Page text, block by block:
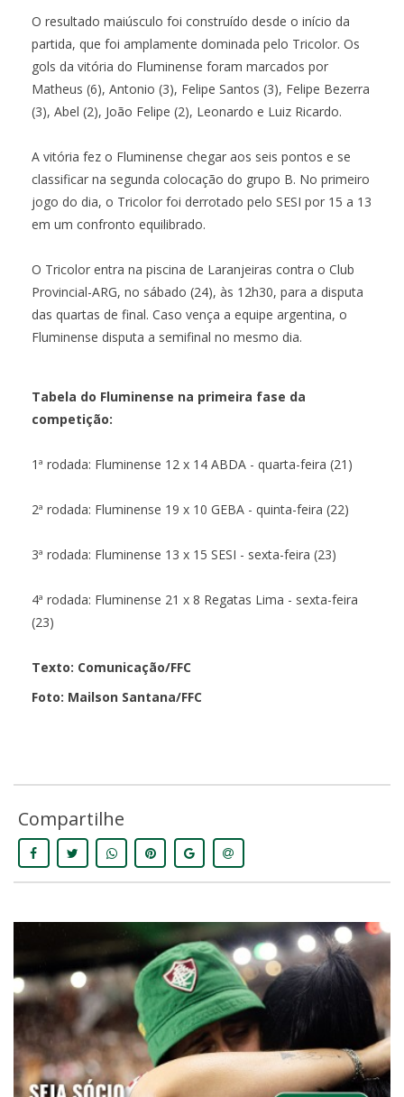
O resultado maiúsculo foi construído desde o início da
partida, que foi amplamente dominada pelo Tricolor. Os
gols da vitória do Fluminense foram marcados por
Matheus (6), Antonio (3), Felipe Santos (3), Felipe Bezerra
(3), Abel (2), João Felipe (2), Leonardo e Luiz Ricardo.
A vitória fez o Fluminense chegar aos seis pontos e se
classificar na segunda colocação do grupo B. No primeiro
jogo do dia, o Tricolor foi derrotado pelo SESI por 15 a 13
em um confronto equilibrado.
O Tricolor entra na piscina de Laranjeiras contra o Club
Provincial-ARG, no sábado (24), às 12h30, para a disputa
das quartas de final. Caso vença a equipe argentina, o
Fluminense disputa a semifinal no mesmo dia.
Tabela do Fluminense na primeira fase da
competição:
1ª rodada: Fluminense 12 x 14 ABDA - quarta-feira (21)
2ª rodada: Fluminense 19 x 10 GEBA - quinta-feira (22)
3ª rodada: Fluminense 13 x 15 SESI - sexta-feira (23)
4ª rodada: Fluminense 21 x 8 Regatas Lima - sexta-feira
(23)
Texto: Comunicação/FFC
Foto: Mailson Santana/FFC
Compartilhe